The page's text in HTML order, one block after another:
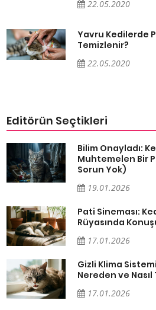
22.05.2020
Yavru Kedilerde
Temizlenir?
22.05.2020
Editörün Seçtikleri
Bilim Onayladı:
Muhtemelen Bir
Sorun Yok)
19.01.2026
Pati Sineması:
Rüyasında
17.01.2026
Gizli Klima
Nereden ve Nasıl
17.01.2026